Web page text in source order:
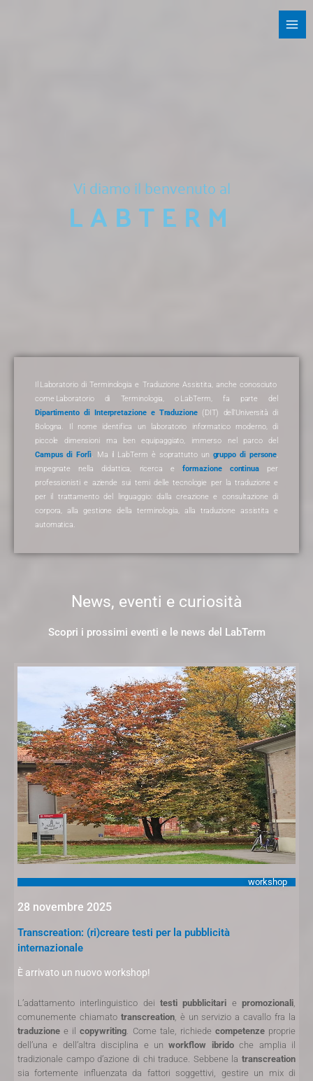
Vi diamo il benvenuto al
LABTERM
Laboratorio di Terminologia e Traduzione Assistita, anche conosciuto
come Laboratorio di Terminologia, o LabTerm, fa parte del
Dipartimento di Interpretazione e Traduzione(DIT) dell’Università di
Bologna. Il nome identifica un laboratorio informatico moderno, di
piccole dimensioni ma ben equipaggiato, immerso nel parco del
Campus di Forlì. Ma il LabTerm è soprattutto un gruppo di persone,
impegnate nella didattica, ricerca eformazione continuaper
professionisti e aziende sui temi delle tecnologie per la traduzione e
per il trattamento del linguaggio: dalla creazione e consultazione di
corpora, alla gestione della terminologia, alla traduzione assistita e
automatica.
News, eventi e curiosità
Scopri i prossimi eventi e le news del LabTerm
workshop
28 novembre 2025
Transcreation: (ri)creare testi per la pubblicità
internazionale
È arrivato un nuovo workshop!
L’adattamento interlinguistico dei testi pubblicitari epromozionali,
comunemente chiamato transcreation, è un servizio a cavallo fra la
traduzione e ilcopywriting. Come tale, richiede competenzeproprie
dell’una e dell’altra disciplina e unworkflow ibridoche amplia il
tradizionale campo d’azione di chi traduce. Sebbene la transcreation
sia fortemente influenzata da fattori soggettivi, gestire un mix di